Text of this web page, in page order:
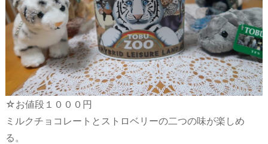
☆お値段１０００円
ミルクチョコレートとストロベリーの二つの味が楽しめ
る。